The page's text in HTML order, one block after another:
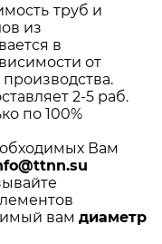
труб и
из
в
от
2-5 раб.
по 100%
Вам
вам диаметр